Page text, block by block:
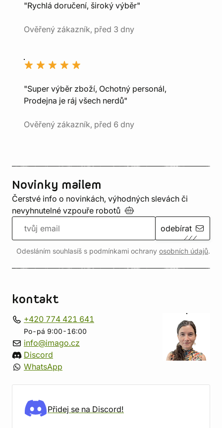
"Rychlá doručení, široký výběr"
Ověřený zákazník, před 3 dny
"Super výběr zboží, Ochotný personál,
Prodejna je ráj všech nerdů"
Ověřený zákazník, před 6 dny
Novinky mailem
Čerstvé info o novinkách, výhodných slevách či
nevyhnutelné vzpouře robotů
odebírat
Odesláním souhlasíš s podmínkami ochrany osobních údajů.
kontakt
+420 774 421 641
Po-pá 9:00-16:00
info@imago.cz
Discord
WhatsApp
Přidej se na Discord!